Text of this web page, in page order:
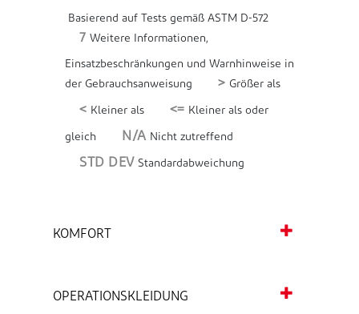
Basierend auf Tests gemäß ASTM D-572
7 Weitere Informationen,
Einsatzbeschränkungen und Warnhinweise in
der Gebrauchsanweisung
> Größer als
< Kleiner als <= Kleiner als oder
gleich N/A Nicht zutreffend
STD DEV Standardabweichung
KOMFORT
OPERATIONSKLEIDUNG